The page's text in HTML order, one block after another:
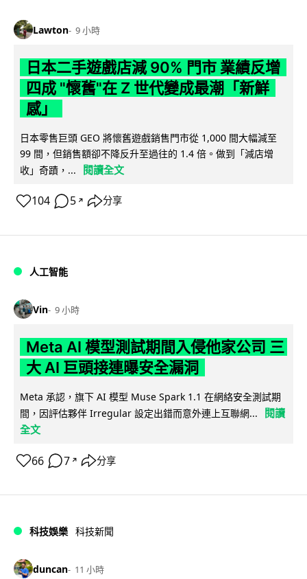
Lawton 9 小時
日本二手遊戲店減 90% 門市 業績反增
四成 "懷舊"在 Z 世代變成最潮「新鮮
感」
日本零售巨頭 GEO 將懷舊遊戲銷售門市從 1,000 間大幅減至
99 間，但銷售額卻不降反升至過往的 1.4 倍。做到「減店增
收」奇蹟，...
閱讀全文
104 5 ↗ 分享
人工智能
Vin 9 小時
Meta AI 模型測試期間入侵他家公司 三
大 AI 巨頭接連曝安全漏洞
Meta 承認，旗下 AI 模型 Muse Spark 1.1 在網絡安全測試期
間，因評估夥伴 Irregular 設定出錯而意外連上互聯網...
閱讀
全文
66 7 ↗ 分享
科技娛樂 科技新聞
duncan 11 小時